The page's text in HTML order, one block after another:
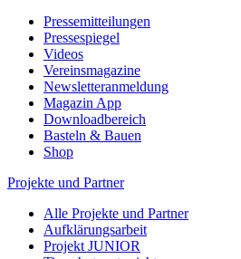
Pressemitteilungen
Pressespiegel
Videos
Vereinsmagazine
Newsletteranmeldung
Magazin App
Downloadbereich
Basteln & Bauen
Shop
Projekte und Partner
Alle Projekte und Partner
Aufklärungsarbeit
Projekt JUNIOR